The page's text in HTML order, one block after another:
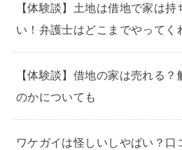
【体験談】土地は借地で家は
い！弁護士はどこまでやってく
【体験談】借地の家は売れる？
のかについても
ワケガイは怪しいしやばい？口